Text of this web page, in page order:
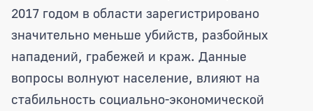
2017 годом в области зарегистрировано
значительно меньше убийств, разбойных
нападений, грабежей и краж. Данные
вопросы волнуют население, влияют на
стабильность социально-экономической